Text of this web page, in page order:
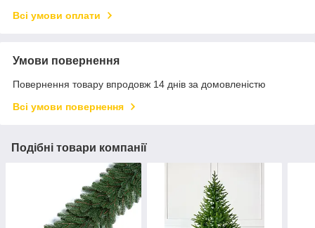
Всі умови оплати
Умови повернення
Повернення товару впродовж 14 днів за домовленістю
Всі умови повернення
Подібні товари компанії